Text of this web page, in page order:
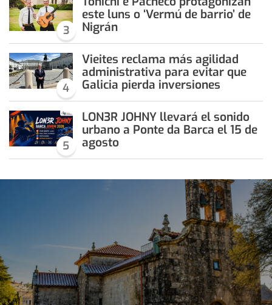
3
este luns o ‘Vermú de barrio’ de
Nigrán
4
Vieites reclama más agilidad
administrativa para evitar que
Galicia pierda inversiones
5
LON3R JOHNY llevará el sonido
urbano a Ponte da Barca el 15 de
agosto